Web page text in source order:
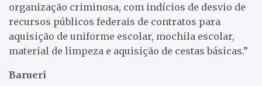
organização criminosa, com indícios de desvio de
recursos públicos federais de contratos para
aquisição de uniforme escolar, mochila escolar,
material de limpeza e aquisição de cestas básicas.”
Barueri